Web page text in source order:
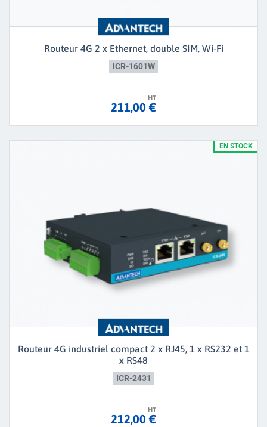
Routeur 4G 2 x Ethernet, double SIM, Wi-Fi
ICR-1601W
HT
211,00 €
EN STOCK
Routeur 4G industriel compact 2 x RJ45, 1 x RS232 et 1
x RS48
ICR-2431
HT
212,00 €